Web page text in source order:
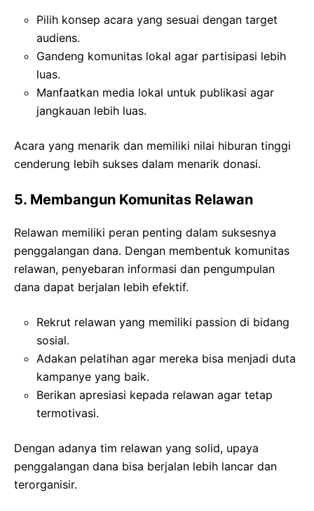
Pilih konsep acara yang sesuai dengan target
audiens.
Gandeng komunitas lokal agar partisipasi lebih
luas.
Manfaatkan media lokal untuk publikasi agar
jangkauan lebih luas.
Acara yang menarik dan memiliki nilai hiburan tinggi
cenderung lebih sukses dalam menarik donasi.
5. Membangun Komunitas Relawan
Relawan memiliki peran penting dalam suksesnya
penggalangan dana. Dengan membentuk komunitas
relawan, penyebaran informasi dan pengumpulan
dana dapat berjalan lebih efektif.
Rekrut relawan yang memiliki passion di bidang
sosial.
Adakan pelatihan agar mereka bisa menjadi duta
kampanye yang baik.
Berikan apresiasi kepada relawan agar tetap
termotivasi.
Dengan adanya tim relawan yang solid, upaya
penggalangan dana bisa berjalan lebih lancar dan
terorganisir.